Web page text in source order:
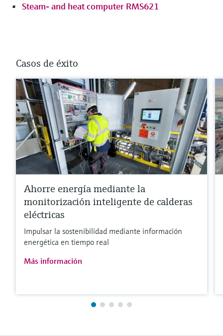
Steam- and heat computer RMS621
Casos de éxito
Ahorre energía mediante la
monitorización inteligente de calderas
eléctricas
Impulsar la sostenibilidad mediante información
energética en tiempo real
Más información